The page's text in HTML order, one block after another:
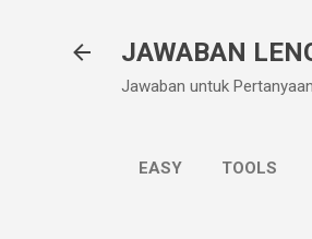
JAWABAN
Jawaban untuk
EASY TOOLS